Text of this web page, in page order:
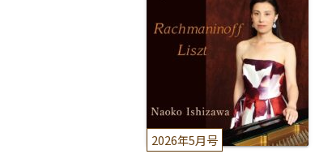
2026年5月号